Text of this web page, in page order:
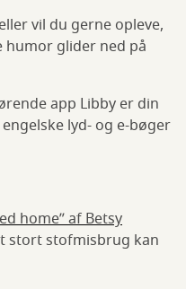
vil du gerne opleve,
humor glider ned på
app Libby er din
lyd- og e-bøger
home” af Betsy
stort stofmisbrug kan